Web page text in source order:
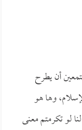
أن يطرح
وها هو
لو تكرمتم معنى